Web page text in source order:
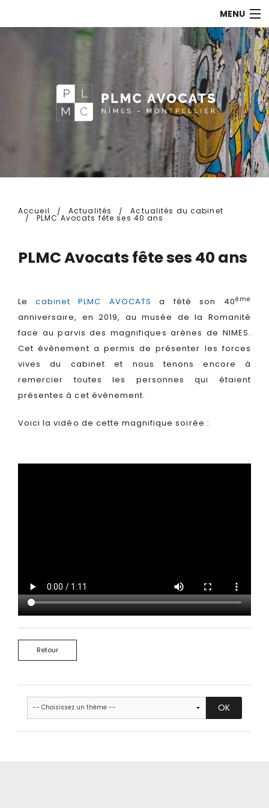
MENU
LES AVOCATS
Accueil Actualités Actualités du cabinet
PLMC Avocats fête ses 40 ans
PLMC Avocats fête ses 40 ans
Lecabinet PLMC AVOCATS a fêté son 40ème
anniversaire, en 2019, au musée de la Romanité
face au parvis des magnifiques arènes de NIMES.
Cet évènement a permis de présenter les forces
vives du cabinet et nous tenons encore à
remercier toutes les personnes qui étaient
présentes à cet évènement.
Voici la vidéo de cette magnifique soirée :
Retour